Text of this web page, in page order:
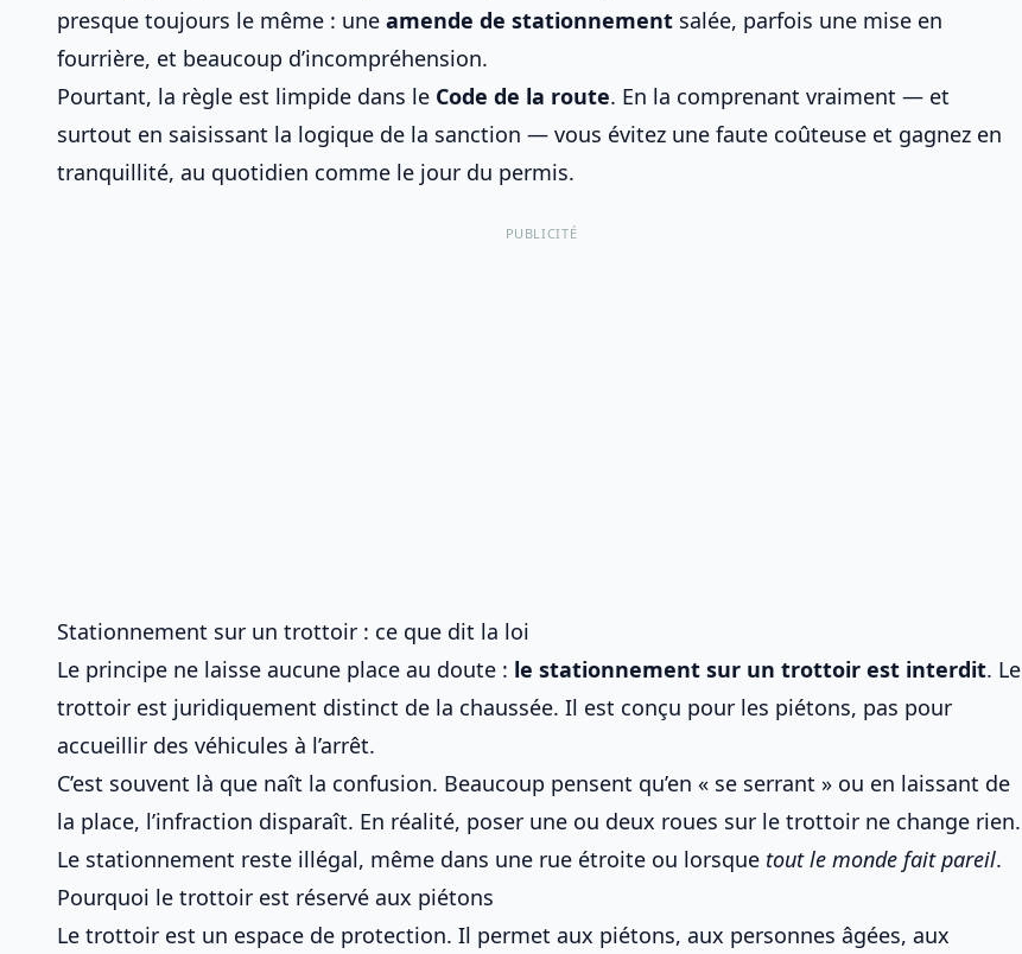
presque toujours le même : une amende de stationnement salée, parfois une mise en
fourrière, et beaucoup d’incompréhension.
Pourtant, la règle est limpide dans le Code de la route. En la comprenant vraiment — et
surtout en saisissant la logique de la sanction — vous évitez une faute coûteuse et gagnez en
tranquillité, au quotidien comme le jour du permis.
PUBLICITÉ
Stationnement sur un trottoir : ce que dit la loi
Le principe ne laisse aucune place au doute : le stationnement sur un trottoir est interdit. Le
trottoir est juridiquement distinct de la chaussée. Il est conçu pour les piétons, pas pour
accueillir des véhicules à l’arrêt.
C’est souvent là que naît la confusion. Beaucoup pensent qu’en « se serrant » ou en laissant de
la place, l’infraction disparaît. En réalité, poser une ou deux roues sur le trottoir ne change rien.
Le stationnement reste illégal, même dans une rue étroite ou lorsque tout le monde fait pareil.
Pourquoi le trottoir est réservé aux piétons
Le trottoir est un espace de protection. Il permet aux piétons, aux personnes âgées, aux